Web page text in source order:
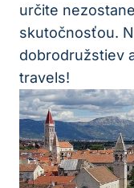
určite
skutočnosťou.
dobrodružstiev
travels!